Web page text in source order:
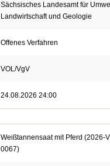
Sächsisches Landesamt für
Landwirtschaft und Geologie
Offenes Verfahren
VOL/VgV
24.08.2026 24:00
Weißtannensaat mit Pferd (2026-
0067)